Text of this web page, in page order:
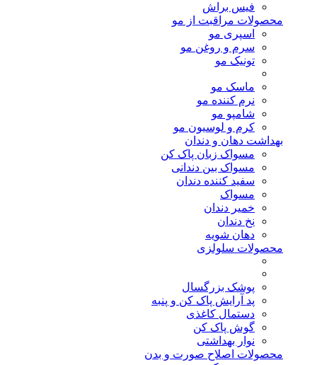
فیس براش
محصولات مراقبت از مو
اسپری مو
سرم و روغن مو
تونیک مو
ماسک مو
نرم کننده مو
شامپو مو
کرم و لوسیون مو
بهداشت دهان و دندان
مسواک زبان پاک کن
مسواک بین دندانی
سفید کننده دندان
مسواک
خمیر دندان
نخ دندان
دهان شویه
محصولات سلولزی
پوشک بزرگسال
پد آرایش پاک کن و پنبه
دستمال کاغذی
گوش پاک کن
نوار بهداشتی
محصولات اصلاح صورت و بدن